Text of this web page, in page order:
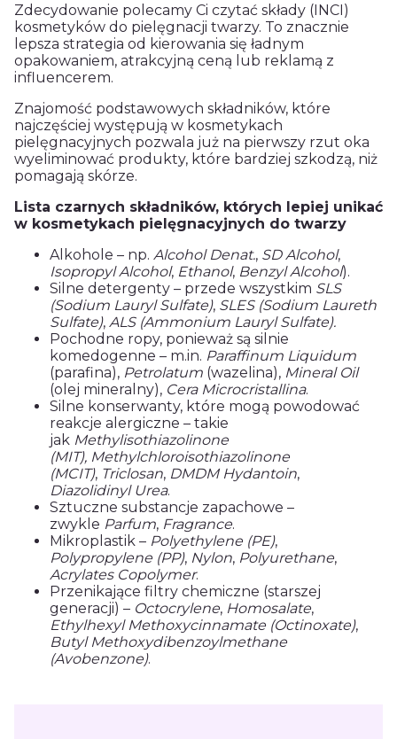
Zdecydowanie polecamy Ci czytać składy (INCI)
kosmetyków do pielęgnacji twarzy. To znacznie
lepsza strategia od kierowania się ładnym
opakowaniem, atrakcyjną ceną lub reklamą z
influencerem.
Znajomość podstawowych składników, które
najczęściej występują w kosmetykach
pielęgnacyjnych pozwala już na pierwszy rzut oka
wyeliminować produkty, które bardziej szkodzą, niż
pomagają skórze.
Lista czarnych składników, których lepiej unikać
w kosmetykach pielęgnacyjnych do twarzy
Alkohole – np. Alcohol Denat., SD Alcohol,
Isopropyl Alcohol, Ethanol, Benzyl Alcohol).
Silne detergenty – przede wszystkim SLS
(Sodium Lauryl Sulfate), SLES (Sodium Laureth
Sulfate), ALS (Ammonium Lauryl Sulfate).
Pochodne ropy, ponieważ są silnie
komedogenne – m.in. Paraffinum Liquidum
(parafina), Petrolatum (wazelina), Mineral Oil
(olej mineralny), Cera Microcristallina.
Silne konserwanty, które mogą powodować
reakcje alergiczne – takie
jak Methylisothiazolinone
(MIT), Methylchloroisothiazolinone
(MCIT), Triclosan, DMDM Hydantoin,
Diazolidinyl Urea.
Sztuczne substancje zapachowe –
zwykle Parfum, Fragrance.
Mikroplastik – Polyethylene (PE),
Polypropylene (PP), Nylon, Polyurethane,
Acrylates Copolymer.
Przenikające filtry chemiczne (starszej
generacji) – Octocrylene, Homosalate,
Ethylhexyl Methoxycinnamate (Octinoxate),
Butyl Methoxydibenzoylmethane
(Avobenzone).